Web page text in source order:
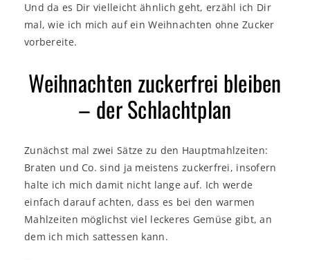
Und da es Dir vielleicht ähnlich geht, erzähl ich Dir
mal, wie ich mich auf ein Weihnachten ohne Zucker
vorbereite.
Weihnachten zuckerfrei bleiben
– der Schlachtplan
Zunächst mal zwei Sätze zu den Hauptmahlzeiten:
Braten und Co. sind ja meistens zuckerfrei, insofern
halte ich mich damit nicht lange auf. Ich werde
einfach darauf achten, dass es bei den warmen
Mahlzeiten möglichst viel leckeres Gemüse gibt, an
dem ich mich sattessen kann.